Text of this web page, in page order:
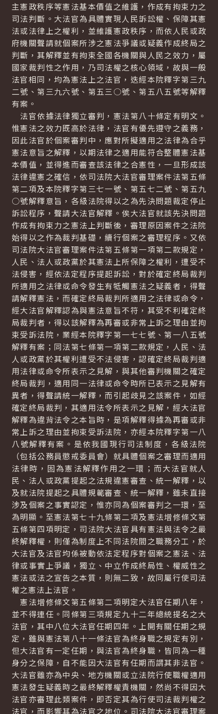
主憲政秩序等憲法基本價值之維護，作成有拘束力之
司法判斷。大法官為具體實現人民訴訟權、保障其憲
法或法律上之權利，並維護憲政秩序，而依人民或政
府機關聲請就個案所涉之憲法爭議或疑義作成終局之
判斷，其解釋並有拘束全國各機關與人民之效力，屬
國家裁判性之作用，乃司法權之核心領域，故與一般
法官相同，均為憲法上之法官，迭經本院釋字第三九
二號、第三九六號、第五三○號、第五八五號等解釋
有案。
法官依據法律獨立審判，憲法第八十條定有明文。
惟憲法之效力既高於法律，法官有優先遵守之義務，
因此法官於個案審判中，應對所擬適用之法律為合乎
憲法意旨之解釋，以期法律之適用能符合整體憲法基
本價值，並得進而審查該法律之合憲性，一旦形成該
法律違憲之確信，依司法院大法官審理案件法第五條
第二項及本院釋字第三七一號、第五七二號、第五九
○號解釋意旨，各級法院得以之為先決問題裁定停止
訴訟程序，聲請大法官解釋。俟大法官就該先決問題
作成有拘束力之憲法上判斷後，審理原因案件之法院
始得以之作為裁判基礎，續行個案之審理程序。又依
司法院大法官審理案件法第五條第一項第二款規定，
人民、法人或政黨於其憲法上所保障之權利，遭受不
法侵害，經依法定程序提起訴訟，對於確定終局裁判
所適用之法律或命令發生有牴觸憲法之疑義者，得聲
請解釋憲法，而確定終局裁判所適用之法律或命令，
經大法官解釋認為與憲法意旨不符，其受不利確定終
局裁判者，得以該解釋為再審或非常上訴之理由並拘
束受訴法院，業經本院釋字第一七七號、第一八五號
解釋有案；同法第七條第一項第二款規定，人民、法
人或政黨於其權利遭受不法侵害，認確定終局裁判適
用法律或命令所表示之見解，與其他審判機關之確定
終局裁判，適用同一法律或命令時所已表示之見解有
異者，得聲請統一解釋，而引起歧見之該案件，如經
確定終局裁判，其適用法令所表示之見解，經大法官
解釋為違背法令之本旨時，是項解釋得據為再審或非
常上訴之理由並拘束受訴法院，亦經本院釋字第一八
八號解釋有案。是依我國現行司法制度，各級法院
（包括公務員懲戒委員會）就具體個案之審理而適用
法律時，固為憲法解釋作用之一環；而大法官就人
民、法人或政黨提起之法規違憲審查、統一解釋，以
及就法院提起之具體規範審查、統一解釋，雖未直接
涉及個案之事實認定，惟亦同為個案審判之一環，至
為明顯。至憲法第七十九條第二項及憲法增修條文第
五條第四項明定，司法院大法官具有憲法與法令之最
終解釋權，則僅為制度上不同法院間之職務分工，於
大法官及法官均係被動依法定程序對個案之憲法、法
律或事實上爭議，獨立、中立作成終局性、權威性之
憲法或法之宣告之本質，則無二致，故同屬行使司法
權之憲法上法官。
憲法增修條文第五條第二項明定大法官任期八年，
並不得連任。同條第三項規定九十二年總統提名之大
法官，其中八位大法官任期四年。上開有關任期之規
定，雖與憲法第八十一條法官為終身職之規定有別，
但大法官有一定任期，與法官為終身職，皆同為一種
身分之保障，自不能因大法官有任期而謂其非法官。
大法官雖亦為中央、地方機關或立法院行使職權適用
憲法發生疑義時之最終解釋權責機關，然尚不得因大
法官亦審理此類案件，即否定其為行使司法裁判權之
法官，而影響其為法官之地位。司法院大法官審理案